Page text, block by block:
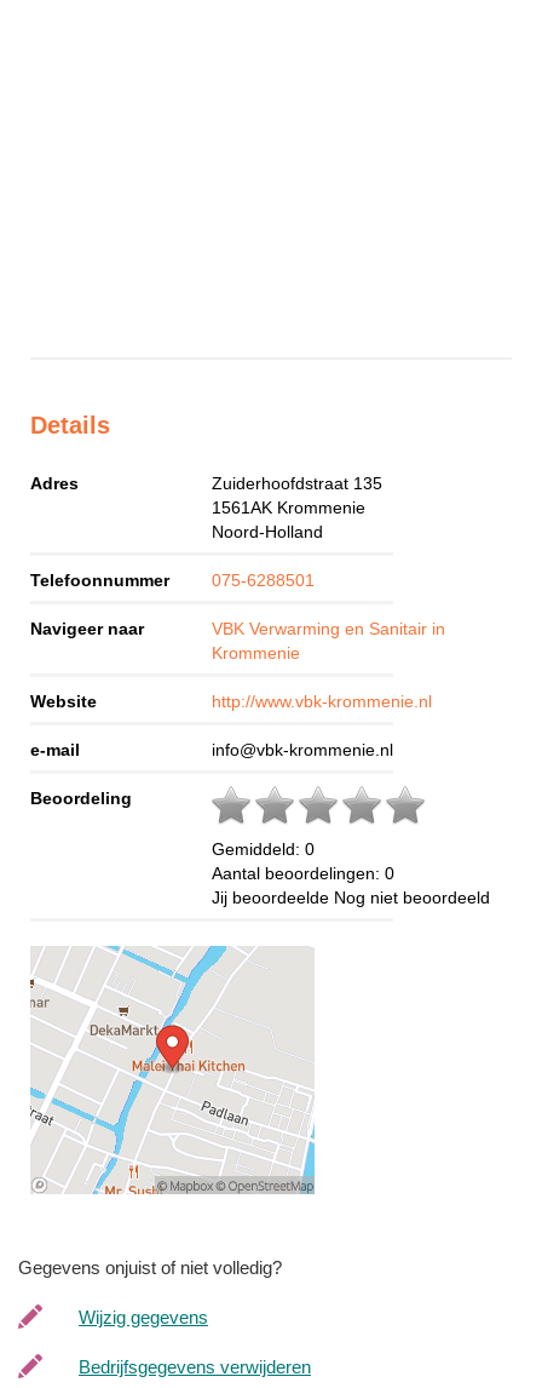
Details
Adres
Zuiderhoofdstraat 135
1561AK Krommenie
Noord-Holland
Telefoonnummer 075-6288501
Navigeer naar
VBK Verwarming en Sanitair in
Krommenie
Website http://www.vbk-krommenie.nl
e-mail info@vbk-krommenie.nl
Beoordeling
Gemiddeld: 0
Aantal beoordelingen: 0
Jij beoordeelde Nog niet beoordeeld
Gegevens onjuist of niet volledig?
Wijzig gegevens
Bedrijfsgegevens verwijderen